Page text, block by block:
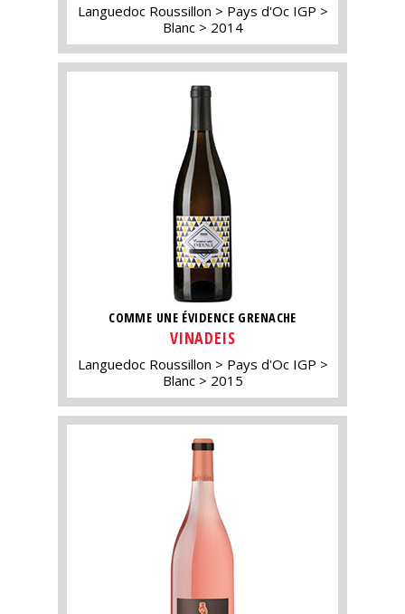
Languedoc Roussillon
Pays d'Oc IGP
Blanc
2014
COMME UNE ÉVIDENCE GRENACHE
VINADEIS
Languedoc Roussillon
Pays d'Oc IGP
Blanc
2015